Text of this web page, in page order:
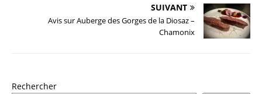
SUIVANT
Avis sur Auberge des Gorges de la Diosaz –
Chamonix
Rechercher